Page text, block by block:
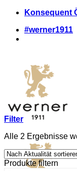
Zum
springen
Konsequent
#werner1911
Filter
Alle 2 Ergebnisse
Produkte filtern